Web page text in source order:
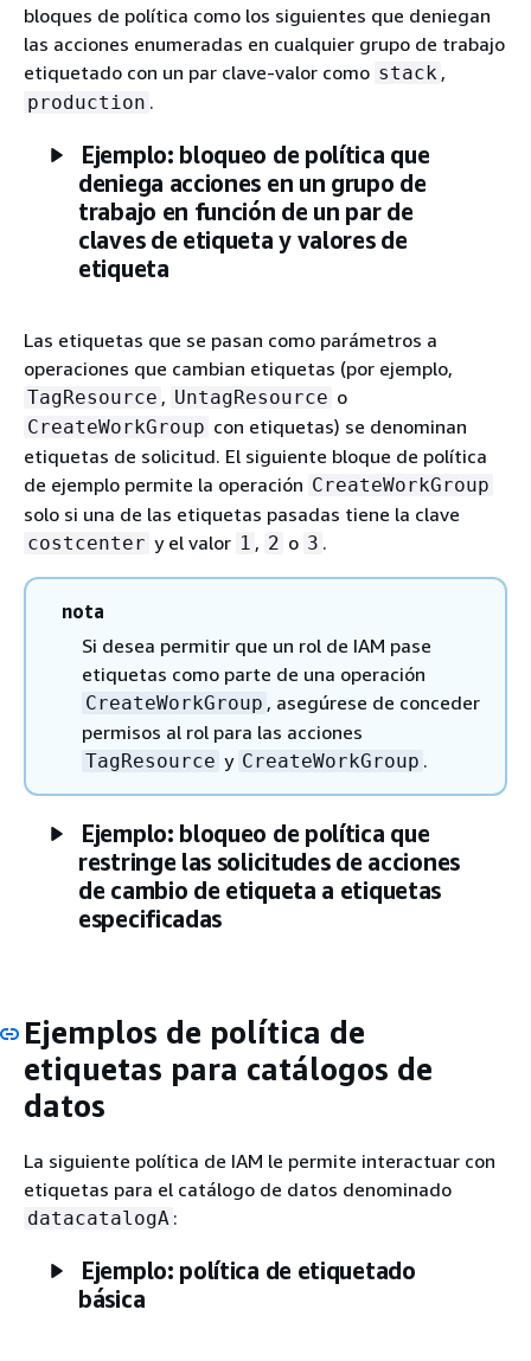
bloques de política como los siguientes que deniegan
las acciones enumeradas en cualquier grupo de trabajo
etiquetado con un par clave-valor como stack ,
production .
Ejemplo: bloqueo de política que
deniega acciones en un grupo de
trabajo en función de un par de
claves de etiqueta y valores de
etiqueta
Las etiquetas que se pasan como parámetros a
operaciones que cambian etiquetas (por ejemplo,
TagResource , UntagResource o
CreateWorkGroup con etiquetas) se denominan
etiquetas de solicitud. El siguiente bloque de política
de ejemplo permite la operación CreateWorkGroup
solo si una de las etiquetas pasadas tiene la clave
costcenter y el valor 1 , 2 o 3 .
nota
Si desea permitir que un rol de IAM pase
etiquetas como parte de una operación
CreateWorkGroup , asegúrese de conceder
permisos al rol para las acciones
TagResource y CreateWorkGroup .
Ejemplo: bloqueo de política que
restringe las solicitudes de acciones
de cambio de etiqueta a etiquetas
especificadas
Ejemplos de política de
etiquetas para catálogos de
datos
La siguiente política de IAM le permite interactuar con
etiquetas para el catálogo de datos denominado
datacatalogA :
Ejemplo: política de etiquetado
básica